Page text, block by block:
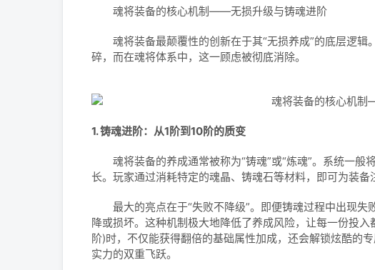
魂将装备的核心机制——无损升级与铸魂进阶
魂将装备最颠覆性的创新在于其“无损养成”的底层逻辑
碎，而在魂将体系中，这一顾虑被彻底消除。
1. 铸魂进阶：从1阶到10阶的质变
魂将装备的养成通常被称为“铸魂”或“炼魂”。系统一般
长。玩家通过消耗特定的魂晶、铸魂石等材料，即可为装备
最大的亮点在于“失败不降级”。即便铸魂过程中出现失
降或损坏。这种机制极大地降低了养成风险，让每一份投
阶)时，不仅能获得翻倍的基础属性加成，还会解锁炫酷的
实力的双重飞跃。